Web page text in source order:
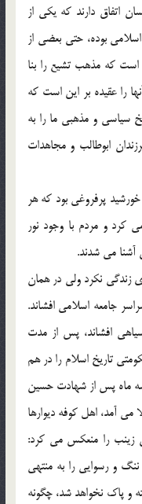
اتفاق دارند که يکي از
بوده، حتي بعضي از
است که مذهب تشيع را بنا
را عقيده بر اين است که
سياسي و مذهبي ما را به
ابوطالب و مجاهدات
پرفروغي بود که هر
کرد و مردم با وجود نور
مي شدند.
زندگي نکرد ولي در همان
جامعه اسلامي افشاند.
افشاند، پس از مدت
تاريخ اسلام را در هم
سه ماه پس از شهادت حسين
آمد، اهل کوفه ديوارها
زينب را منعکس مي کرد:
ننگ و رسوايي را به منتهي
و پاک نخواهد شد، چگونه